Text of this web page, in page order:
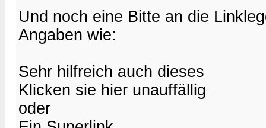
Und noch eine Bitte an die
Angaben wie:
Sehr hilfreich auch dieses
Klicken sie hier unauffällig
oder